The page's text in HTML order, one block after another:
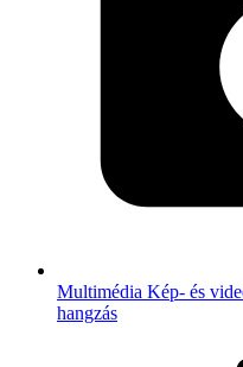
Multimédia Kép- és
hangzás